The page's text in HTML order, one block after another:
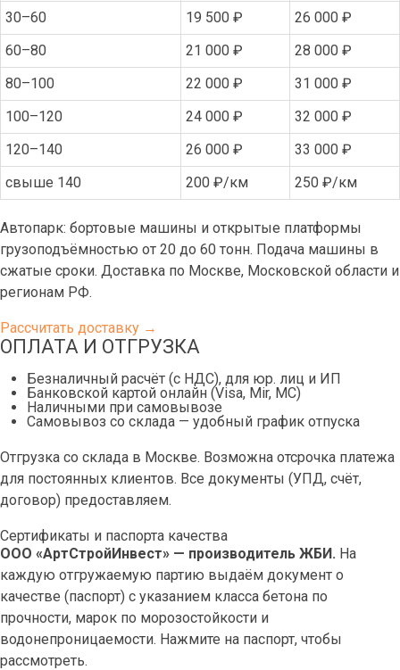
30–60
19 500 ₽
26 000 ₽
60–80
21 000 ₽
28 000 ₽
80–100
22 000 ₽
31 000 ₽
100–120
24 000 ₽
32 000 ₽
120–140
26 000 ₽
33 000 ₽
свыше 140
200 ₽/км 250 ₽/км
Автопарк: бортовые машины и открытые платформы
грузоподъёмностью от 20 до 60 тонн. Подача машины в
сжатые сроки. Доставка по Москве, Московской области и
регионам РФ.
Рассчитать доставку →
ОПЛАТА И ОТГРУЗКА
Безналичный расчёт (с НДС), для юр. лиц и ИП
Банковской картой онлайн (Visa, Mir, МС)
Наличными при самовывозе
Самовывоз со склада — удобный график отпуска
Отгрузка со склада в Москве. Возможна отсрочка платежа
для постоянных клиентов. Все документы (УПД, счёт,
договор) предоставляем.
Сертификаты и паспорта качества
ООО «АртСтройИнвест» — производитель ЖБИ. На
каждую отгружаемую партию выдаём документ о
качестве (паспорт) с указанием класса бетона по
прочности, марок по морозостойкости и
водонепроницаемости. Нажмите на паспорт, чтобы
рассмотреть.